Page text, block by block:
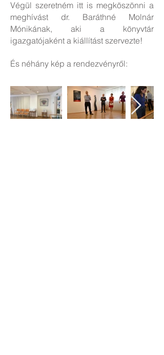
Végül szeretném itt is megköszönni a
meghívást dr. Baráthné Molnár
Mónikának, aki a könyvtár
igazgatójaként a kiállítást szervezte!
És néhány kép a rendezvényről: